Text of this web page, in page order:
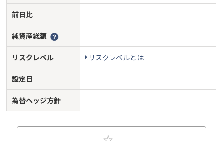
前日比
純資産総額
リスクレベル リスクレベルとは
設定日
為替ヘッジ方針